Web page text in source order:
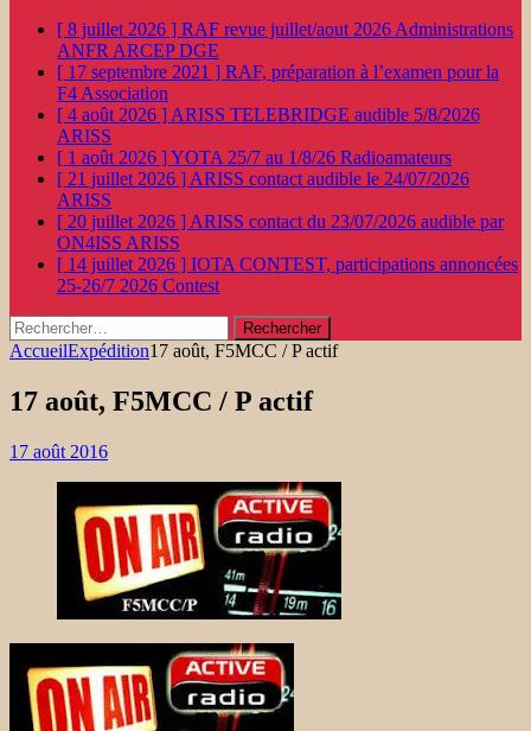
[ 8 juillet 2026 ] RAF revue juillet/aout 2026 Administrations
ANFR ARCEP DGE
[ 17 septembre 2021 ] RAF, préparation à l’examen pour la
F4 Association
[ 4 août 2026 ] ARISS TELEBRIDGE audible 5/8/2026
ARISS
[ 1 août 2026 ]YOTA 25/7 au 1/8/26 Radioamateurs
[ 21 juillet 2026 ] ARISS contact audible le 24/07/2026
ARISS
[ 20 juillet 2026 ] ARISS contact du 23/07/2026 audible par
ON4ISS ARISS
[ 14 juillet 2026 ] IOTA CONTEST, participations annoncées
25-26/7 2026 Contest
Rechercher :
AccueilExpédition17 août, F5MCC / P actif
17 août, F5MCC / P actif
17 août 2016